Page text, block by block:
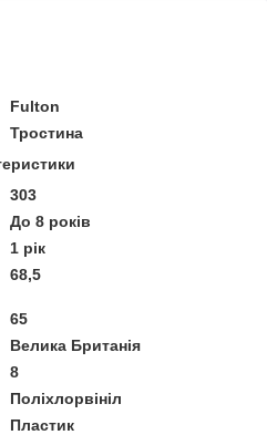
Fulton
Тростина
303
До 8 років
1 рік
68,5
65
Велика Британія
8
Поліхлорвініл
Пластик